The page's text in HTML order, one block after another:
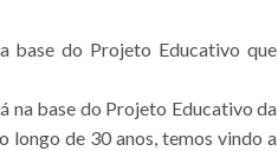
base do Projeto Educativo que
na base do Projeto Educativo da
longo de 30 anos, temos vindo a